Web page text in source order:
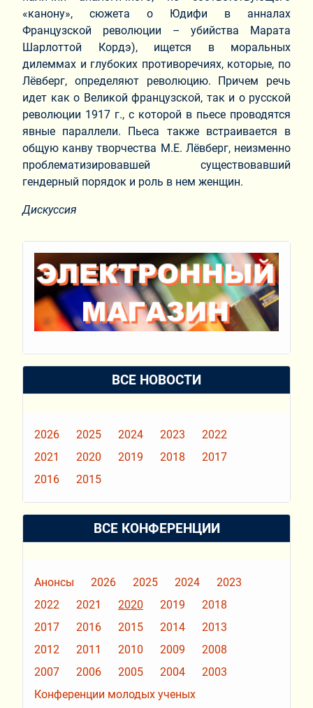
«канону», сюжета о Юдифи в анналах
Французской революции – убийства Марата
Шарлоттой Кордэ), ищется в моральных
дилеммах и глубоких противоречиях, которые, по
Лёвберг, определяют революцию. Причем речь
идет как о Великой французской, так и о русской
революции 1917 г., с которой в пьесе проводятся
явные параллели. Пьеса также встраивается в
общую канву творчества М.Е. Лёвберг, неизменно
проблематизировавшей существовавший
гендерный порядок и роль в нем женщин.
Дискуссия
ВСЕ НОВОСТИ
2026 2025 2024 2023
2022
2021
2020 2019 2018
2017
2016
2015
ВСЕ КОНФЕРЕНЦИИ
Анонсы 2026 2025 2024
2023
2022
2021 2020 2019
2018
2017
2016 2015 2014
2013
2012
2011 2010 2009
2008
2007
2006 2005 2004
2003
Конференции молодых ученых